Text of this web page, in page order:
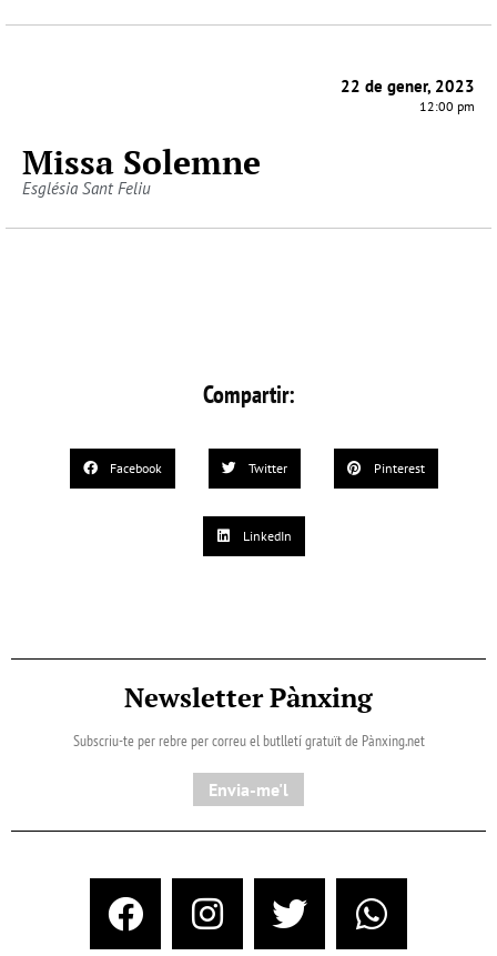
22 de gener, 2023
12:00 pm
Missa Solemne
Església Sant Feliu
Compartir:
Facebook Twitter Pinterest
LinkedIn
Newsletter Pànxing
Subscriu-te per rebre per correu el butlletí gratuït de Pànxing.net​
Envia-me'l